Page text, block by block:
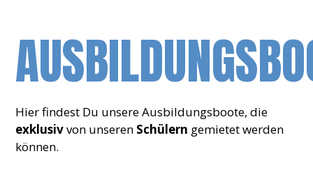
Hier findest Du unsere Ausbildungsboote, die
exklusivvon unseren Schülern gemietet werden
können.